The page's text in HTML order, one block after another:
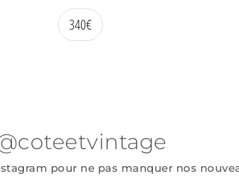
340€
pour ne pas manquer nos